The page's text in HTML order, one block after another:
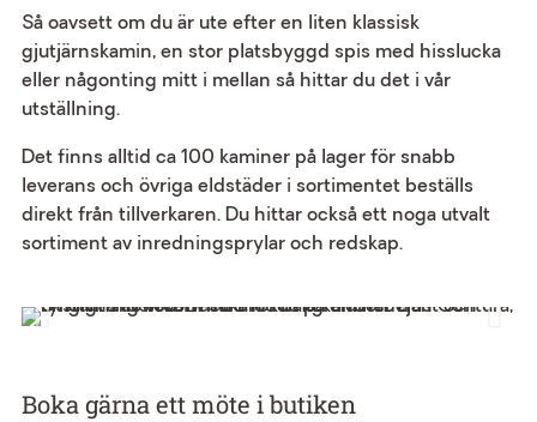
Så oavsett om du är ute efter en liten klassisk
gjutjärnskamin, en stor platsbyggd spis med hisslucka
eller någonting mitt i mellan så hittar du det i vår
utställning.
Det finns alltid ca 100 kaminer på lager för snabb
leverans och övriga eldstäder i sortimentet beställs
direkt från tillverkaren. Du hittar också ett noga utvalt
sortiment av inredningsprylar och redskap.
Boka gärna ett möte i butiken